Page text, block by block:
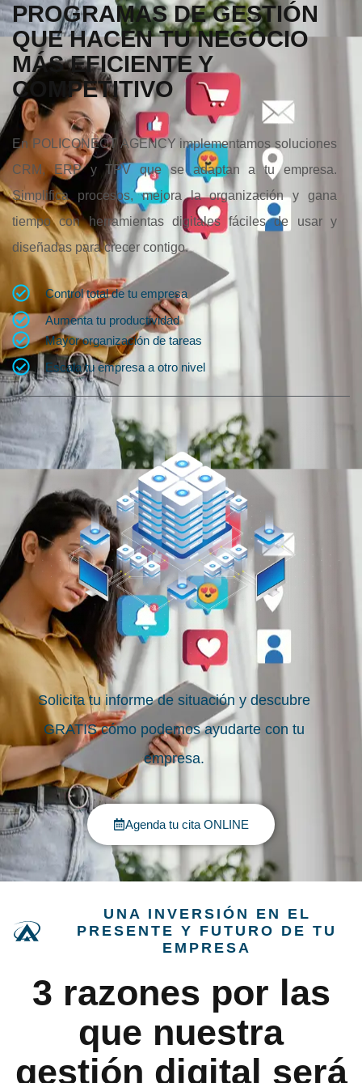
PROGRAMAS DE GESTIÓN
QUE HACEN TU NEGOCIO
MÁS EFICIENTE Y
COMPETITIVO
En POLICONECT AGENCY implementamos soluciones
CRM, ERP y TPV que se adaptan a tu empresa.
Simplifica procesos, mejora la organización y gana
tiempo con herramientas digitales fáciles de usar y
diseñadas para crecer contigo.
Control total de tu empresa
Aumenta tu productividad
Mayor organización de tareas
Escala tu empresa a otro nivel
Solicita tu informe de situación y descubre
GRATIS cómo podemos ayudarte con tu
empresa.
Agenda tu cita ONLINE
UNA INVERSIÓN EN EL
PRESENTE Y FUTURO DE TU
EMPRESA
3 razones por las
que nuestra
gestión digital será